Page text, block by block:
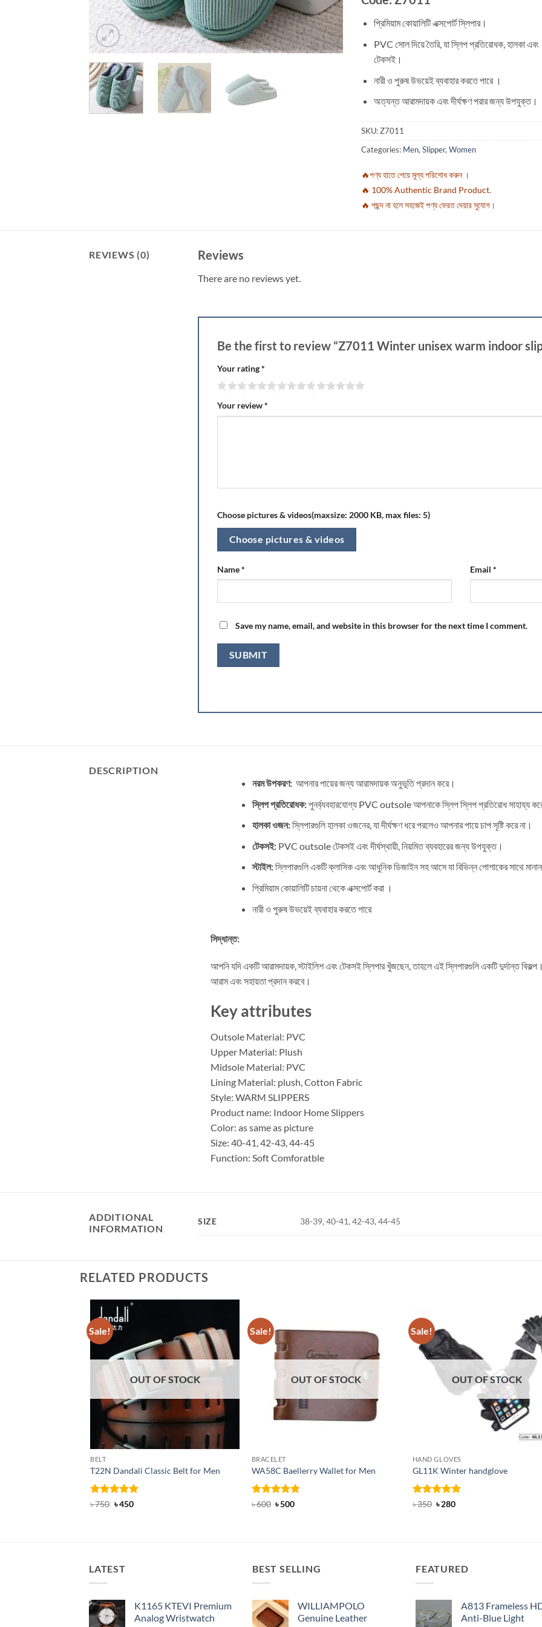
প্রিমিয়াম কোয়ালিটি এক্সপোর্ট স্লিপার।
PVC সোল দিয়ে তৈরি, যা স্লিপ প্রতিরোধক, হালকা এবং
টেকসই।
নারী ও পুরুষ উভয়েই ব্যবাহার করতে পারে ।
অত্যন্ত আরামদায়ক এবং দীর্ঘক্ষণ পরার জন্য উপযুক্ত।
SKU:Z7011
Categories: Men, Slipper, Women
🔥পণ্য হাতে পেয়ে মূল্য পরিশোধ করুন ।
🔥 100% Authentic Brand Product.
🔥 পছন্দ না হলে সহজেই পণ্য ফেরত দেয়ার সুযোগ।
REVIEWS (0) Reviews
There are no reviews yet.
Be the first to review “Z7011 Winter unisex warm indoor
Your rating*
Your review*
Choose pictures & videos(maxsize: 2000 KB, max files: 5)
Choose pictures & videos
Name* Email *
Save my name, email, and website in this browser for the next time I comment.
DESCRIPTION
নরম উপকরণ:আপনার পায়ের জন্য আরামদায়ক অনুভূতি প্রদান করে।
স্লিপ প্রতিরোধক:পুনর্ব্যবহারযোগ্য PVC outsole আপনাকে স্লিপ স্লিপ প্রতিরোধ সাহায্য
হালকা ওজন:স্লিপারগুলি হালকা ওজনের, যা দীর্ঘক্ষণ ধরে পরলেও আপনার পায়ে চাপ সৃষ্টি করে না।
টেকসই:PVC outsole টেকসই এবং দীর্ঘস্থায়ী, নিয়মিত ব্যবহারের জন্য উপযুক্ত।
স্টাইল:স্লিপারগুলি একটি ক্লাসিক এবং আধুনিক ডিজাইন সহ আসে যা বিভিন্ন পোশাকের সাথে
প্রিমিয়াম কোয়ালিটি চায়না থেকে এক্সপোর্ট করা ।
নারী ও পুরুষ উভয়েই ব্যবাহার করতে পারে
সিদ্ধান্ত:
আপনি যদি একটি আরামদায়ক, স্টাইলিশ এবং টেকসই স্লিপার খুঁজছেন, তাহলে এই স্লিপারগুলি একটি দুর্দান্ত বিকল্প।
আরাম এবং সহায়তা প্রদান করবে।
Key attributes
Outsole Material: PVC
Upper Material: Plush
Midsole Material: PVC
Lining Material: plush, Cotton Fabric
Style: WARM SLIPPERS
Product name: Indoor Home Slippers
Color: as same as picture
Size: 40-41, 42-43, 44-45
Function: Soft Comforatble
ADDITIONAL
INFORMATION
SIZE 38-39, 40-41, 42-43, 44-45
RELATED PRODUCTS
Sale!
OUT OF STOCK
BELT
T22N Dandali Classic Belt for Men
Rated5
৳750 Original
৳450Current
Sale!
OUT OF STOCK
BRACELET
WA58C Baellerry Wallet for Men
Rated4.83
৳600 Original
৳500Current
Sale!
OUT OF STOCK
HAND GLOVES
GL11K Winter handglove
Rated5
৳350 Original
৳280Current
LATEST
K1165 KTEVI Premium
Analog Wristwatch
BEST SELLING
WILLIAMPOLO
Genuine Leather
FEATURED
A813 Frameless
Anti-Blue Light